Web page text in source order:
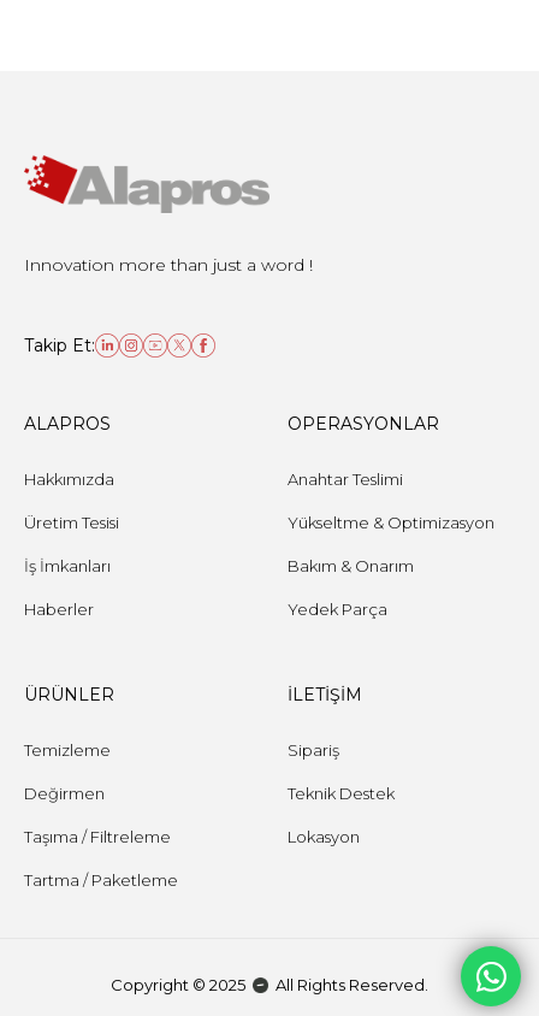
Innovation more than just a word !
Takip Et:
ALAPROS
Hakkımızda
Üretim Tesisi
İş İmkanları
Haberler
OPERASYONLAR
Anahtar Teslimi
Yükseltme & Optimizasyon
Bakım & Onarım
Yedek Parça
ÜRÜNLER
Temizleme
Değirmen
Taşıma / Filtreleme
Tartma / Paketleme
İLETİŞİM
Sipariş
Teknik Destek
Lokasyon
Copyright © 2025 All Rights Reserved.